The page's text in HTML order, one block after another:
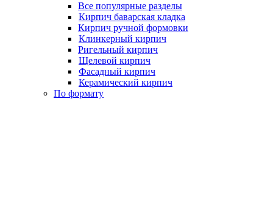
Все популярные разделы
Кирпич баварская кладка
Кирпич ручной формовки
Клинкерный кирпич
Ригельный кирпич
Щелевой кирпич
Фасадный кирпич
Керамический кирпич
По формату